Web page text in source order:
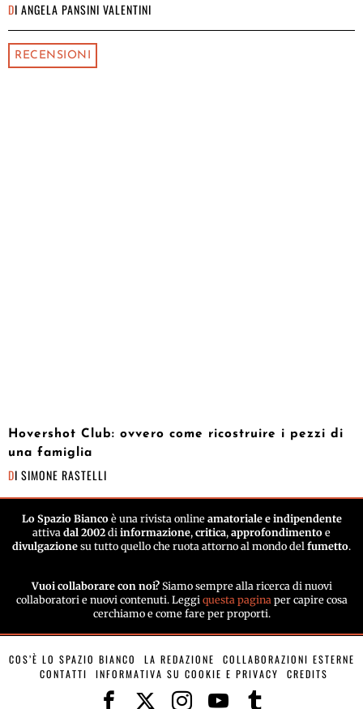
DI ANGELA PANSINI VALENTINI
RECENSIONI
Hovershot Club: ovvero come ricostruire i pezzi di
una famiglia
DI SIMONE RASTELLI
Lo Spazio Biancoè una rivista online amatoriale e indipendente
attiva dal 2002 di informazione, critica, approfondimento e
divulgazione su tutto quello che ruota attorno al mondo del fumetto.
Vuoi collaborare con noi? Siamo sempre alla ricerca di nuovi
collaboratori e nuovi contenuti. Leggi questa paginaper capire cosa
cerchiamo e come fare per proporti.
COS’È LO SPAZIO BIANCO LA REDAZIONE
COLLABORAZIONI ESTERNE
CONTATTI
INFORMATIVA SU COOKIE E PRIVACY CREDITS